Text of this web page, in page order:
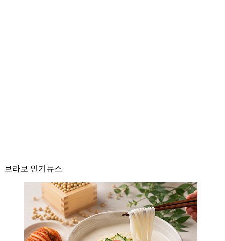
브라보 인기뉴스